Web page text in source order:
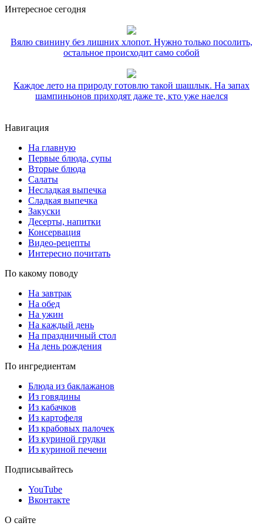
Интересное сегодня
Вялю свинину без лишних хлопот. Нужно только посолить,
остальное происходит само собой
Каждое лето на природу готовлю такой шашлык. На запах
шампиньонов приходят даже те, кто уже наелся
Навигация
На главную
Первые блюда, супы
Вторые блюда
Салаты
Несладкая выпечка
Сладкая выпечка
Закуски
Десерты, напитки
Консервация
Видео-рецепты
Интересно почитать
По какому поводу
На завтрак
На обед
На ужин
На каждый день
На праздничный стол
На день рождения
По ингредиентам
Блюда из баклажанов
Из говядины
Из кабачков
Из картофеля
Из крабовых палочек
Из куриной грудки
Из куриной печени
Подписывайтесь
YouTube
Вконтакте
О сайте